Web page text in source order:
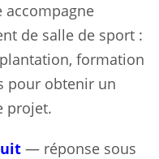
accompagne
de salle de sport :
formation
pour obtenir un
projet.
— réponse sous